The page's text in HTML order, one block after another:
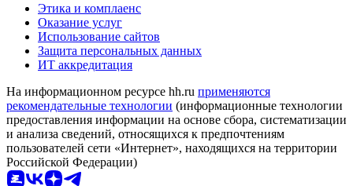
Этика и комплаенс
Оказание услуг
Использование сайтов
Защита персональных данных
ИТ аккредитация
На информационном ресурсе hh.ru применяются
рекомендательные технологии (информационные технологии
предоставления информации на основе сбора, систематизации
и анализа сведений, относящихся к предпочтениям
пользователей сети «Интернет», находящихся на территории
Российской Федерации)